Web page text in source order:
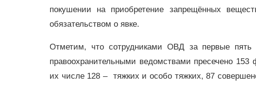
покушении на приобретение запрещённых
обязательством о явке.
Отметим, что сотрудниками ОВД за первые
правоохранительными ведомствами пресечено 153
их числе 128 – тяжких и особо тяжких, 87